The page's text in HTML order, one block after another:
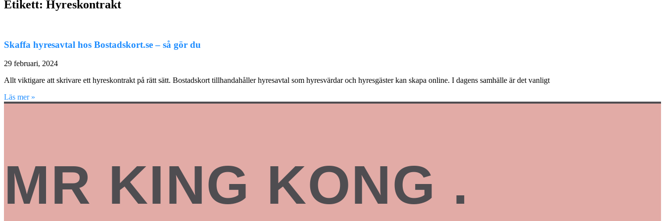
Etikett: Hyreskontrakt
Skaffa hyresavtal hos Bostadskort.se – så gör du
29 februari, 2024
Allt viktigare att skrivare ett hyreskontrakt på rätt sätt. Bostadskort tillhandahåller hyresavtal som hyresvärdar och hyresgäster kan skapa online. I dagens samhälle är det vanligt
Läs mer »
MR KING KONG .